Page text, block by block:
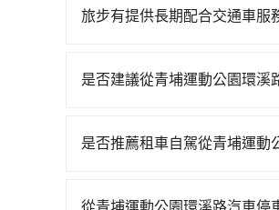
價錢更優惠」，即可獲取回程
旅步有提供長期配合交通車服
求，並確認是否能安排符合您
是否建議從青埔運動公園環溪
23:21，桃園-台中一天最多有
車站前排班的計程車，搭上小
是否推薦租車自駕從青埔運動
天就要來回，那在桃園路邊可